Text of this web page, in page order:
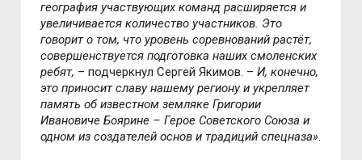
география участвующих команд расширяется и
увеличивается количество участников. Это
говорит о том, что уровень соревнований растёт,
совершенствуется подготовка наших смоленских
ребят, – подчеркнул Сергей Якимов. –И, конечно,
это приносит славу нашему региону и укрепляет
память об известном земляке Григории
Ивановиче Боярине – Герое Советского Союза и
одном из создателей основ и традиций спецназа».